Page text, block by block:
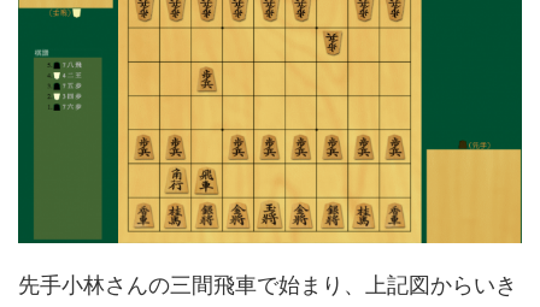
先手小林さんの三間飛車で始まり、上記図からいき